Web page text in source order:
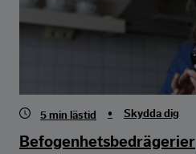
5 min lästid • Skydda dig
Befogenhetsbedrägerier